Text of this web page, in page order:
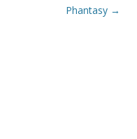
Phantasy →